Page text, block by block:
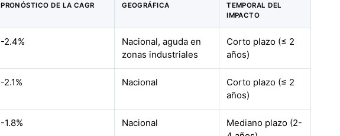
PRONÓSTICO DE LA CAGR
GEOGRÁFICA
TEMPORAL DEL
IMPACTO
-2.4%
Nacional, aguda en
zonas industriales
Corto plazo (≤ 2
años)
-2.1% Nacional
Corto plazo (≤ 2
años)
-1.8% Nacional
Mediano plazo (2-